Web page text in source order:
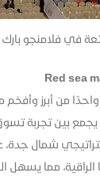
في فلامنجو
من أبرز وأفخم
يجمع بين تجربة
شمال جدة،
الراقية، مما